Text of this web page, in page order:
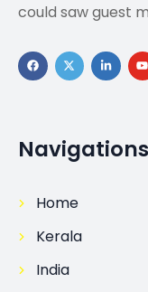
could saw guest
Navigations
Home
Kerala
India